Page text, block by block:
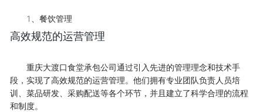
1、餐饮管理
高效规范的运营管理
重庆大渡口食堂承包公司通过引入先进的管理理念和技术手
段，实现了高效规范的运营管理。他们拥有专业团队负责人员培
训、菜品研发、采购配送等各个环节，并且建立了科学合理的流程
和制度。